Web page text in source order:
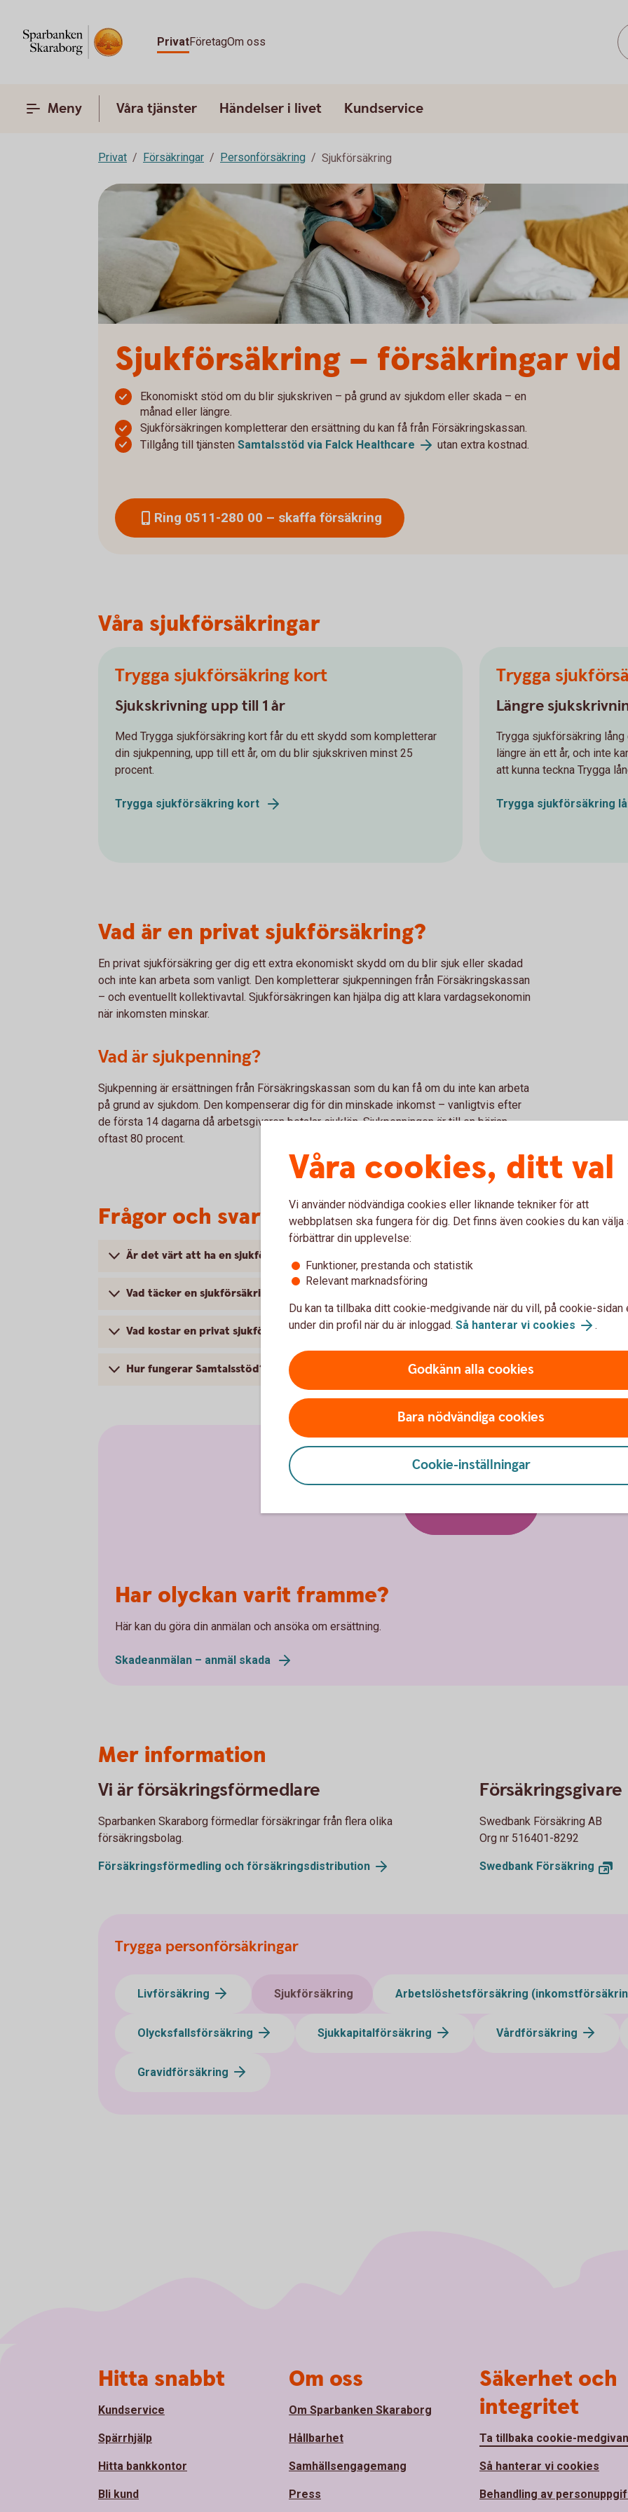
PrivatFöretagOm oss
Meny Våra tjänster Händelser i livet Kundservice
Privat Försäkringar Personförsäkring Sjukförsäkring
Sjukförsäkring – försäkringar
Ekonomiskt stöd om du blir sjukskriven – på grund av sjukdom eller skada – en
månad eller längre.
Sjukförsäkringen kompletterar den ersättning du kan få från Försäkringskassan.
Tillgång till tjänsten Samtalsstöd via Falck Healthcare utan extra kostnad.
Ring 0511-280 00 – skaffa försäkring
Våra sjukförsäkringar
Trygga sjukförsäkring kort
Sjukskrivning upp till 1 år
Med Trygga sjukförsäkring kort får du ett skydd som kompletterar
din sjukpenning, upp till ett år, om du blir sjukskriven minst 25
procent.
Trygga sjukförsäkring kort
Trygga
Längre
Trygga sjukförsäkring
längre än ett år, och inte
att kunna teckna Trygga
Trygga sjukförsäkring
Vad är en privat sjukförsäkring?
En privat sjukförsäkring ger dig ett extra ekonomiskt skydd om du blir sjuk eller skadad
och inte kan arbeta som vanligt. Den kompletterar sjukpenningen från Försäkringskassan
– och eventuellt kollektivavtal. Sjukförsäkringen kan hjälpa dig att klara vardagsekonomin
när inkomsten minskar.
Vad är sjukpenning?
Sjukpenning är ersättningen från Försäkringskassan som du kan få om du inte kan arbeta
på grund av sjukdom. Den kompenserar dig för din minskade inkomst – vanligtvis efter
de första 14 dagarna då arbetsgivaren betalar sjuklön. Sjukpenningen är till en början
oftast 80 procent.
Frågor och svar om sjukförsäkring
Är det värt att ha en sjukförsäkring – vad är fördelarna?
Vad täcker en sjukförsäkring?
Vad kostar en privat sjukförsäkring?
Hur fungerar Samtalsstöd?
Anmäl skada
Har olyckan varit framme?
Här kan du göra din anmälan och ansöka om ersättning.
Skadeanmälan – anmäl skada
Mer information
Vi är försäkringsförmedlare
Sparbanken Skaraborg förmedlar försäkringar från flera olika
försäkringsbolag.
Försäkringsförmedling och försäkringsdistribution
Försäkringsgivare
Swedbank Försäkring AB
Org nr 516401-8292
Swedbank Försäkring
Trygga personförsäkringar
Livförsäkring Sjukförsäkring Arbetslöshetsförsäkring
Olycksfallsförsäkring Sjukkapitalförsäkring Vårdförsäkring
Gravidförsäkring
Våra cookies, ditt val
Vi använder nödvändiga cookies eller liknande tekniker för att
webbplatsen ska fungera för dig. Det finns även cookies du kan välja
förbättrar din upplevelse:
Funktioner, prestanda och statistik
Relevant marknadsföring
Du kan ta tillbaka ditt cookie-medgivande när du vill, på cookie-sidan
under din profil när du är inloggad. Så hanterar vi cookies .
Godkänn alla cookies
Bara nödvändiga cookies
Cookie-inställningar
Hitta snabbt
Kundservice
Spärrhjälp
Hitta bankkontor
Bli kund
Om oss
Om Sparbanken Skaraborg
Hållbarhet
Samhällsengagemang
Press
Säkerhet och
integritet
Ta tillbaka cookie-
Så hanterar vi cookies
Behandling av